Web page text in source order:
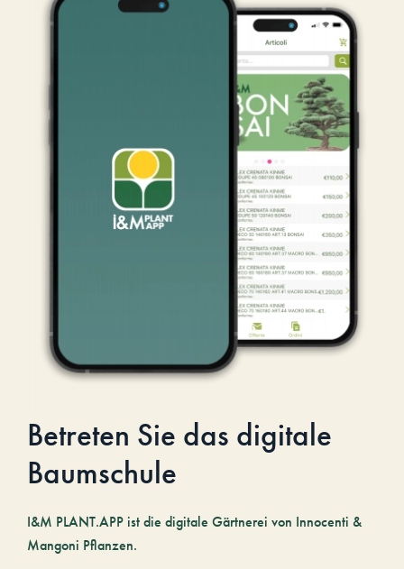
Betreten Sie das digitale
Baumschule
I&M PLANT.APP ist die digitale Gärtnerei von Innocenti &
Mangoni Pflanzen.